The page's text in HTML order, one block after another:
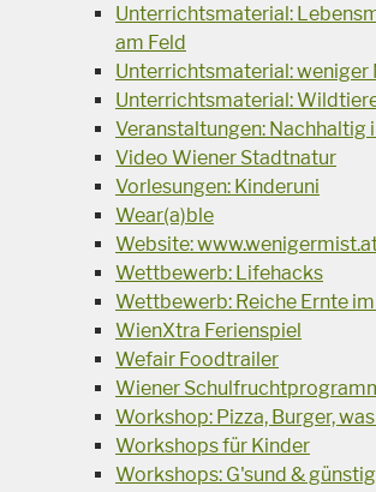
Unterrichtsmaterial:
am Feld
Unterrichtsmaterial: weniger
Unterrichtsmaterial:
Veranstaltungen: Nachhaltig
Video Wiener Stadtnatur
Vorlesungen: Kinderuni
Wear(a)ble
Website:
Wettbewerb: Lifehacks
Wettbewerb: Reiche Ernte
WienXtra Ferienspiel
Wefair Foodtrailer
Wiener
Workshop: Pizza, Burger,
Workshops für Kinder
Workshops: G'sund &